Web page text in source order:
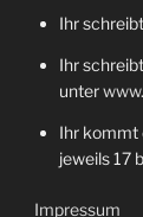
Ihr
Ihr
unter
Ihr kommt
jeweils 17
Impressum